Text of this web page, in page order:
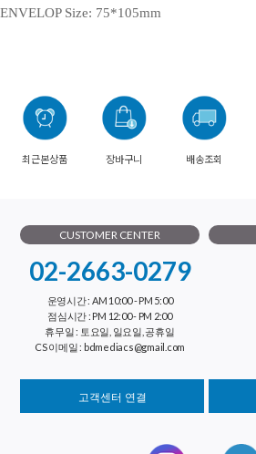
ENVELOP Size: 75*105mm
최근본상품 장바구니 배송조회
CUSTOMER CENTER
02-2663-0279
운영시간 : AM 10:00 - PM 5:00
점심시간 : PM 12:00 - PM 2:00
휴무일 : 토요일, 일요일, 공휴일
CS 이메일 : bdmediacs@gmail.com
고객센터 연결